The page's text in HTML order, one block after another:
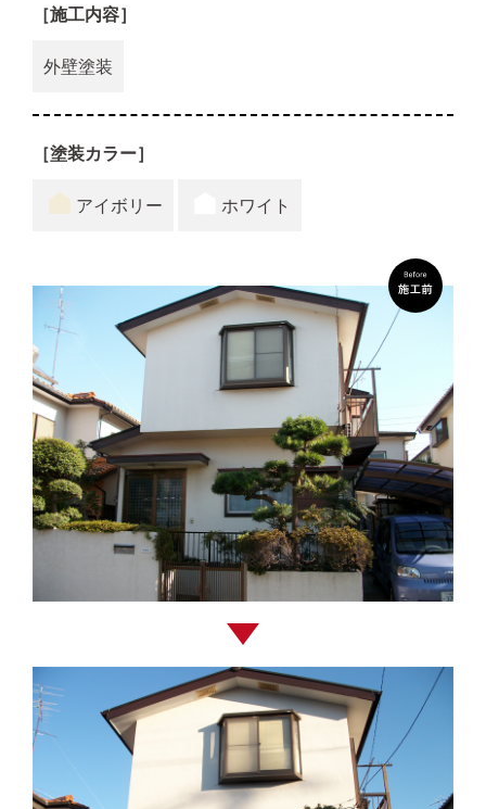
［施工内容］
外壁塗装
［塗装カラー］
アイボリー ホワイト